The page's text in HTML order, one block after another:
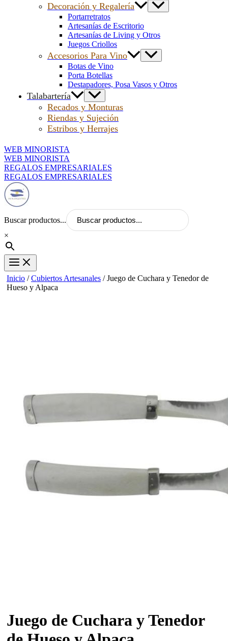
Decoración y Regalería
Portarretratos
Artesanías de Escritorio
Artesanías de Living y Otros
Juegos Criollos
Accesorios Para Vino
Botas de Vino
Porta Botellas
Destapadores, Posa Vasos y Otros
Talabartería
Recados y Monturas
Riendas y Sujeción
Estribos y Herrajes
WEB MINORISTA
WEB MINORISTA
REGALOS EMPRESARIALES
REGALOS EMPRESARIALES
Buscar productos...
×
Inicio /Cubiertos Artesanales / Juego de Cuchara y Tenedor de
Hueso y Alpaca
Juego de Cuchara y Tenedor